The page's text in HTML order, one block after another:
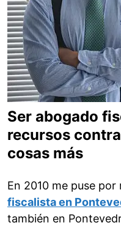
Ser abogado
recursos
cosas más
En 2010 me puse
fiscalista en
también en